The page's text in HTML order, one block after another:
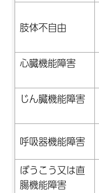
肢体不自由
心臓機能障害
じん臓機能障害
呼吸器機能障害
ぼうこう又は直
腸機能障害